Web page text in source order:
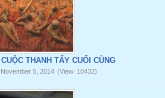
THANH TẨY CUỐI CÙNG
5, 2014 (View: 10432)